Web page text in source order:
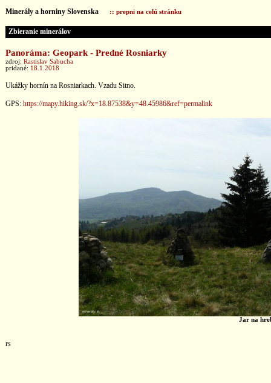
Minerály a horniny Slovenska :: prepni na celú stránku
Zbieranie minerálov
Panoráma: Geopark - Predné Rosniarky
zdroj: Rastislav Sabucha
pridané: 18.1.2018
Ukážky hornín na Rosniarkach. Vzadu Sitno.
GPS: https://mapy.hiking.sk/?x=18.87538&y=48.45986&ref=permalink
Jar na
rs